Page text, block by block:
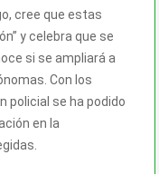
cree que estas
y celebra que se
si se ampliará a
Con los
policial se ha podido
en la